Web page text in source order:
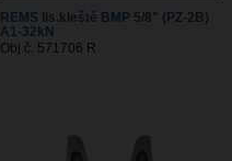
REMS lis.kleště BMP 5/8" (PZ-2B)
A1-32kN
Obj.č. 571706 R